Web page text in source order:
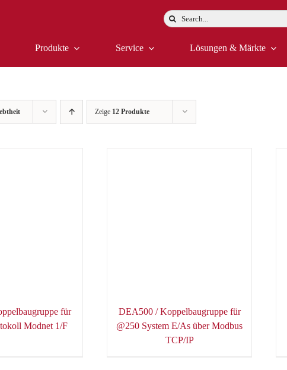
Suche
Produkte Service Lösungen & Märkte
Zeige 12 Produkte
für
Modnet 1/F
DEA500 / Koppelbaugruppe für
@250 System E/As über Modbus
TCP/IP